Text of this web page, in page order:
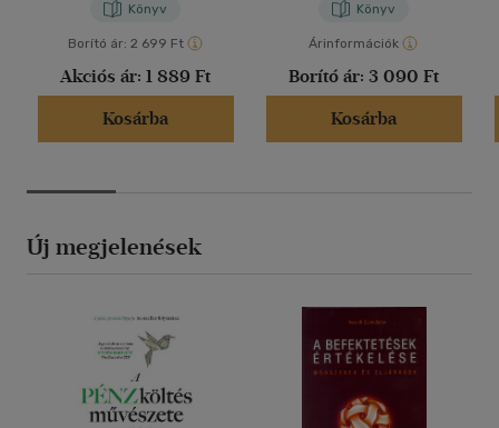
Könyv
Borító ár: 2 699 Ft
Akciós ár: 1 889 Ft
Kosárba
Könyv
Árinformációk
Borító ár: 3 090 Ft
Kosárba
Új megjelenések